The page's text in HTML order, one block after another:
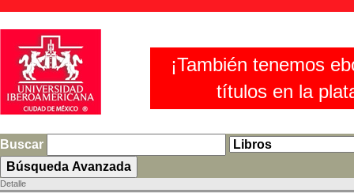
¡También tenemos
títulos en la
Buscar
Detalle